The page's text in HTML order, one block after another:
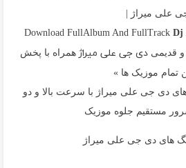
علی میراژ |
Download FullAlbum And FullTrack Dj
قدیمی دی جی علی میراژ همراه با پخش
تمام موزیک ها »
های دی جی علی میراژ با سرعت بالا و دو
مستقیم جلوه موزیک